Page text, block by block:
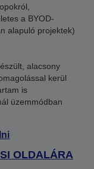
a BYOD-
alapuló projektek)
alacsony
kerül
is
üzemmódban
OLDALÁRA